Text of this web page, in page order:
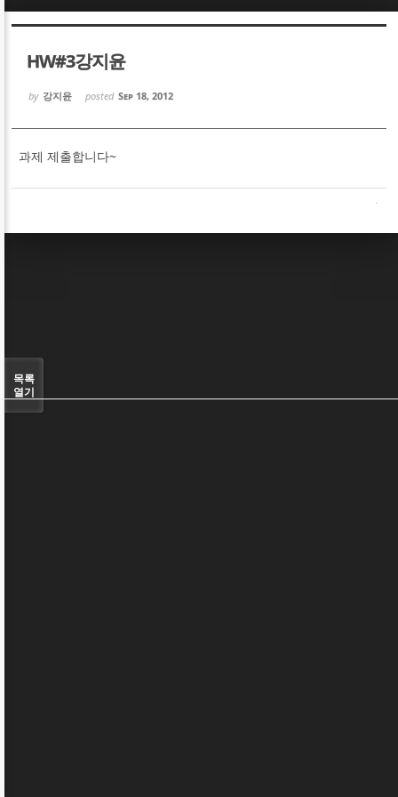
HW#3강지윤
by 강지윤 posted Sep 18, 2012
과제 제출합니다~
목록
열기
Sketchbook5, 스케치북5
Sketchbook5, 스케치북5
Sketchbook5, 스케치북5
Sketchbook5, 스케치북5